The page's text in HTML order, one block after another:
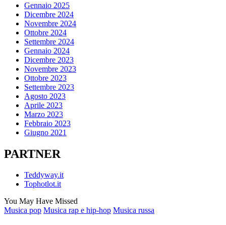
Gennaio 2025
Dicembre 2024
Novembre 2024
Ottobre 2024
Settembre 2024
Gennaio 2024
Dicembre 2023
Novembre 2023
Ottobre 2023
Settembre 2023
Agosto 2023
Aprile 2023
Marzo 2023
Febbraio 2023
Giugno 2021
PARTNER
Teddyway.it
Tophotlot.it
You May Have Missed
Posted
Musica pop Musica rap e hip-hop Musica russa